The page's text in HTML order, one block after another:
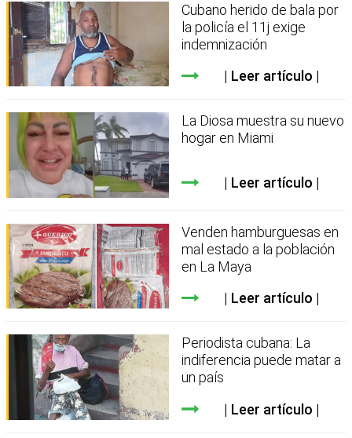
Cubano herido de bala por
la policía el 11j exige
indemnización
Leer artículo
La Diosa muestra su nuevo
hogar en Miami
Leer artículo
Venden hamburguesas en
mal estado a la población
en La Maya
Leer artículo
Periodista cubana: La
indiferencia puede matar a
un país
Leer artículo